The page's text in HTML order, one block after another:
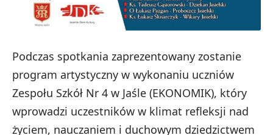
Podczas spotkania zaprezentowany zostanie
program artystyczny w wykonaniu uczniów
Zespołu Szkół Nr 4 w Jaśle (EKONOMIK), który
wprowadzi uczestników w klimat refleksji nad
życiem, nauczaniem i duchowym dziedzictwem